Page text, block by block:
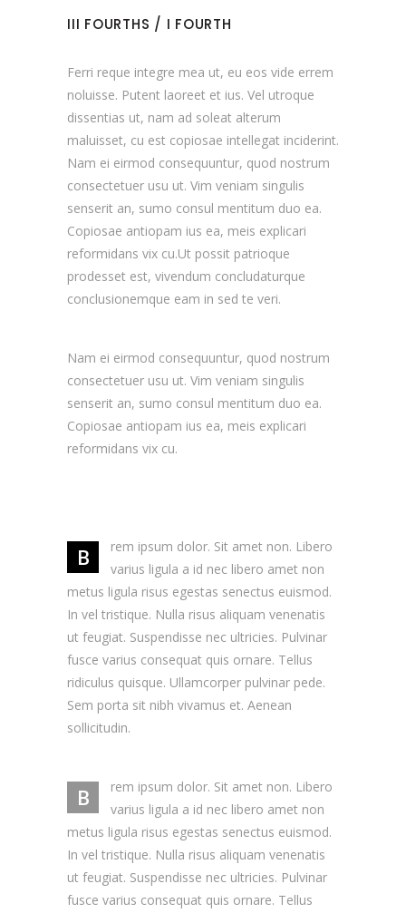
III FOURTHS / I FOURTH
Ferri reque integre mea ut, eu eos vide errem
noluisse. Putent laoreet et ius. Vel utroque
dissentias ut, nam ad soleat alterum
maluisset, cu est copiosae intellegat inciderint.
Nam ei eirmod consequuntur, quod nostrum
consectetuer usu ut. Vim veniam singulis
senserit an, sumo consul mentitum duo ea.
Copiosae antiopam ius ea, meis explicari
reformidans vix cu.Ut possit patrioque
prodesset est, vivendum concludaturque
conclusionemque eam in sed te veri.
Nam ei eirmod consequuntur, quod nostrum
consectetuer usu ut. Vim veniam singulis
senserit an, sumo consul mentitum duo ea.
Copiosae antiopam ius ea, meis explicari
reformidans vix cu.
B
rem ipsum dolor. Sit amet non. Libero
varius ligula a id nec libero amet non
metus ligula risus egestas senectus euismod.
In vel tristique. Nulla risus aliquam venenatis
ut feugiat. Suspendisse nec ultricies. Pulvinar
fusce varius consequat quis ornare. Tellus
ridiculus quisque. Ullamcorper pulvinar pede.
Sem porta sit nibh vivamus et. Aenean
sollicitudin.
B
rem ipsum dolor. Sit amet non. Libero
varius ligula a id nec libero amet non
metus ligula risus egestas senectus euismod.
In vel tristique. Nulla risus aliquam venenatis
ut feugiat. Suspendisse nec ultricies. Pulvinar
fusce varius consequat quis ornare. Tellus